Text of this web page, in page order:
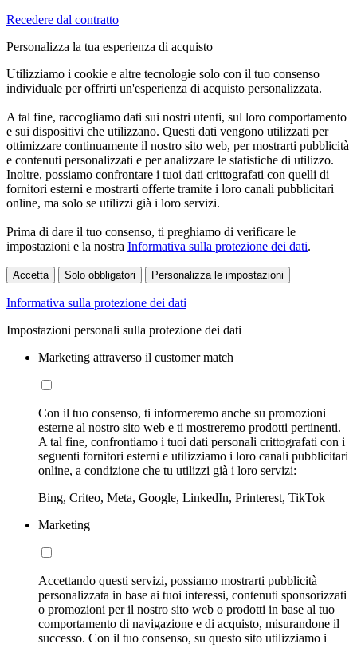
Recedere dal contratto
Personalizza la tua esperienza di acquisto
Utilizziamo i cookie e altre tecnologie solo con il tuo consenso
individuale per offrirti un'esperienza di acquisto personalizzata.
A tal fine, raccogliamo dati sui nostri utenti, sul loro comportamento
e sui dispositivi che utilizzano. Questi dati vengono utilizzati per
ottimizzare continuamente il nostro sito web, per mostrarti pubblicità
e contenuti personalizzati e per analizzare le statistiche di utilizzo.
Inoltre, possiamo confrontare i tuoi dati crittografati con quelli di
fornitori esterni e mostrarti offerte tramite i loro canali pubblicitari
online, ma solo se utilizzi già i loro servizi.
Prima di dare il tuo consenso, ti preghiamo di verificare le
impostazioni e la nostra Informativa sulla protezione dei dati.
Accetta Solo obbligatori Personalizza le impostazioni
Informativa sulla protezione dei dati
Impostazioni personali sulla protezione dei dati
Marketing attraverso il customer match
Con il tuo consenso, ti informeremo anche su promozioni
esterne al nostro sito web e ti mostreremo prodotti pertinenti.
A tal fine, confrontiamo i tuoi dati personali crittografati con i
seguenti fornitori esterni e utilizziamo i loro canali pubblicitari
online, a condizione che tu utilizzi già i loro servizi:
Bing, Criteo, Meta, Google, LinkedIn, Printerest, TikTok
Marketing
Accettando questi servizi, possiamo mostrarti pubblicità
personalizzata in base ai tuoi interessi, contenuti sponsorizzati
o promozioni per il nostro sito web o prodotti in base al tuo
comportamento di navigazione e di acquisto, misurandone il
successo. Con il tuo consenso, su questo sito utilizziamo i